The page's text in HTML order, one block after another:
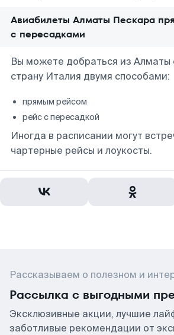
Авиабилеты Алматы Пескара
с пересадками
Вы можете добраться из Алматы
страну Италия двумя способами:
прямым рейсом
рейс с пересадкой
Иногда в расписании могут
чартерные рейсы и лоукосты.
Рассказываем о полезном и
Рассылка с выгодными
Эксклюзивные акции, лучшие
заботливые рекомендации от